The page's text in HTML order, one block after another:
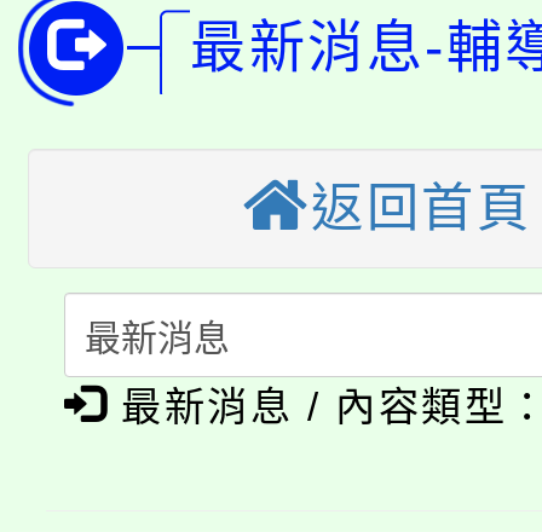
開!
115年桃園市運動會8/
田徑場及游泳池舉行。
桃園市低收入戶享有免
視費優惠，中低收入戶
半價優惠，詳情可洽有
者。
大園自造教育及科技中
份教師增能研習
大溪自造教育及科技
份教師研習
淨零綠生活教案入校路
會
115年食農教育專業人
程
「本色祭」8/29、30在
最新消息-輔
返回首頁
最新消息 / 內容類型